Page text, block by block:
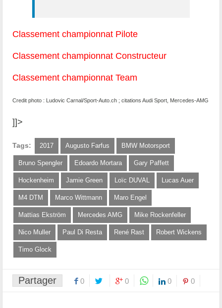
Classement championnat Pilote
Classement championnat Constructeur
Classement championnat Team
Credit photo : Ludovic Carnal/Sport-Auto.ch ; citations Audi Sport, Mercedes-AMG
]]>
Tags: 2017 Augusto Farfus BMW Motorsport
Bruno Spengler Edoardo Mortara Gary Paffett
Hockenheim Jamie Green Loïc DUVAL Lucas Auer
M4 DTM Marco Wittmann Maro Engel
Mattias Ekström Mercedes AMG Mike Rockenfeller
Nico Muller Paul Di Resta René Rast Robert Wickens
Timo Glock
Partager 0 0 0 0